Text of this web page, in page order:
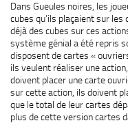
Dans Gueules noires, les
cubes qu’ils plaçaient sur
déjà des cubes sur ces
système génial a été repris
disposent de cartes «
ils veulent réaliser une
doivent placer une carte
sur cette action, ils doivent
que le total de leur cartes
plus de cette version cartes